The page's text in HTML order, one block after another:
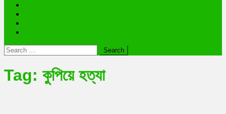
Search
for:
Tag: কুপিয়ে হত্যা